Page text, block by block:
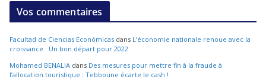
Vos commentaires
Facultad de Ciencias Económicas dans L’économie nationale renoue avec la
croissance : Un bon départ pour 2022
Mohamed BENALIA dans Des mesures pour mettre fin à la fraude à
l’allocation touristique : Tebboune écarte le cash !